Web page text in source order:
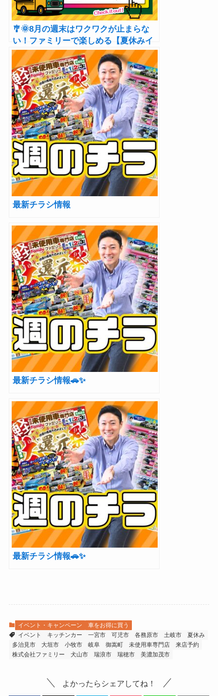
🎐🌞8月の週末はワクワクが止まらな
い！ファミリーで楽しめる【夏休みイ
ベント】開催🍧🍽️🚚
最新チラシ情報
最新チラシ情報🚗✨
最新チラシ情報🚗✨
イベント・キャンペーン
車をお得に買う
イベント
キッチンカー 一宮市 可児市 各務原市 土岐市
夏休み
多治見市
大垣市 小牧市 岐阜 御嵩町 未使用車専門店
来店予約
株式会社ファミリー
犬山市 瑞浪市 瑞穂市 美濃加茂市
よかったらシェアしてね！